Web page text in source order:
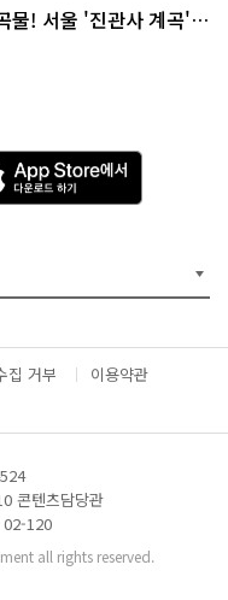
물! 서울 '진관사 계곡'이
A
p
p
e
서
다
운
드
집 거부
이용약관
콘텐츠담당관
02-120
all rights reserved.